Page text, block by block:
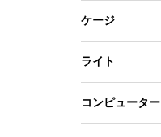
ケージ
ライト
コンピューター